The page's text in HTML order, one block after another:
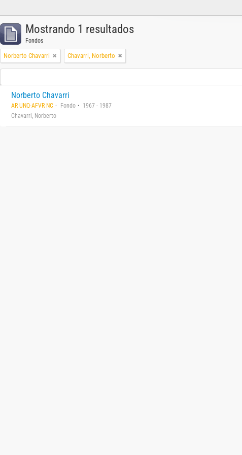
Mostrando 1 resultados
Fondos
Norberto Chavarri Chavarri, Norberto
Norberto Chavarri
AR UNQ-AFVR NC Fondo
1967 - 1987
Chavarri, Norberto